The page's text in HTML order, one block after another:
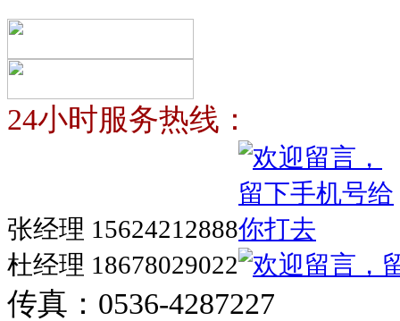
24小时服务热线：
张经理 15624212888
杜经理 18678029022
传真：0536-4287227